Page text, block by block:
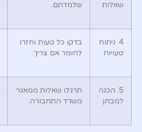
שאלות
שלמדתם.
4. ניתוח
טעויות
בדקו כל טעות וחזרו
לחומר אם צריך.
5. הכנה
למבחן
תרגלו שאלות ממאגר
משרד התחבורה.